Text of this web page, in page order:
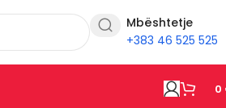
Mbështetje
+383 46 525 525
0